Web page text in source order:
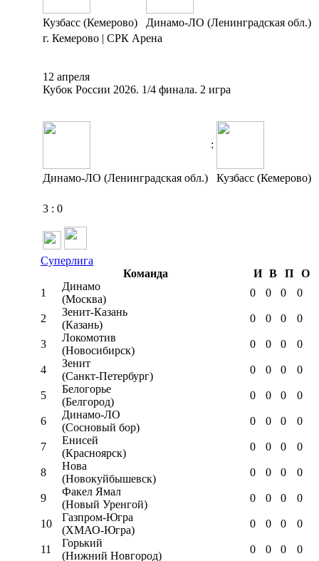
Кузбасс (Кемерово)
Динамо-ЛО (Ленинградская обл.)
г. Кемерово | СРК Арена
12 апреля
Кубок России 2026. 1/4 финала. 2 игра
:
Динамо-ЛО (Ленинградская обл.) Кузбасс (Кемерово)
3 : 0
Суперлига
Команда
И В П
О
1
Динамо
(Москва)
0 0 0 0
2
Зенит-Казань
(Казань)
0 0 0 0
3
Локомотив
(Новосибирск)
0 0 0 0
4
Зенит
(Санкт-Петербург)
0 0 0 0
5
Белогорье
(Белгород)
0 0 0 0
6
Динамо-ЛО
(Сосновый бор)
0 0 0 0
7
Енисей
(Красноярск)
0 0 0 0
8
Нова
(Новокуйбышевск)
0 0 0 0
9
Факел Ямал
(Новый Уренгой)
0 0 0 0
10
Газпром-Югра
(ХМАО-Югра)
0 0 0 0
11
Горький
(Нижний Новгород)
0 0 0 0